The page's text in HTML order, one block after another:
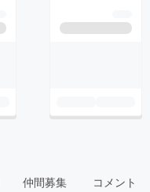
仲間募集 コメント